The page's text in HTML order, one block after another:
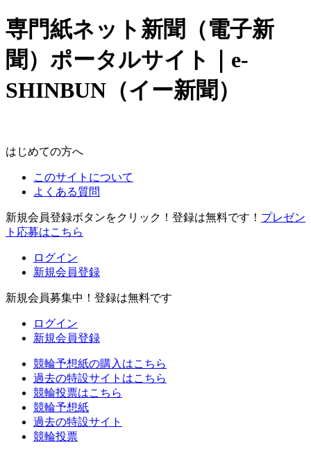
専門紙ネット新聞（電子新
聞）ポータルサイト｜e-
SHINBUN（イー新聞）
はじめての方へ
このサイトについて
よくある質問
新規会員登録ボタンをクリック！登録は無料です！ プレゼン
ト応募はこちら
ログイン
新規会員登録
新規会員募集中！登録は無料です
ログイン
新規会員登録
競輪予想紙の購入はこちら
過去の特設サイトはこちら
競輪投票はこちら
競輪予想紙
過去の特設サイト
競輪投票